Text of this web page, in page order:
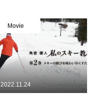
Movie
2022.11.24